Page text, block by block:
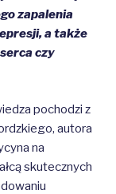
zapalenia
a także
czy
pochodzi z
autora
na
skutecznych